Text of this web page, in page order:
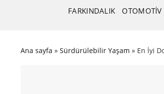
FARKINDALIK
OTOMOTIV
Ana sayfa » Sürdürülebilir Yaşam » En İyi